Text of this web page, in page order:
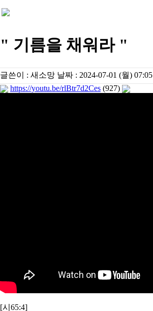
" 기름을 채워라 "
글쓴이 : 새소망 날짜 : 2024-07-01 (월) 07:05
https://youtu.be/rlBtr7d2Ces (927)
[시65:4]